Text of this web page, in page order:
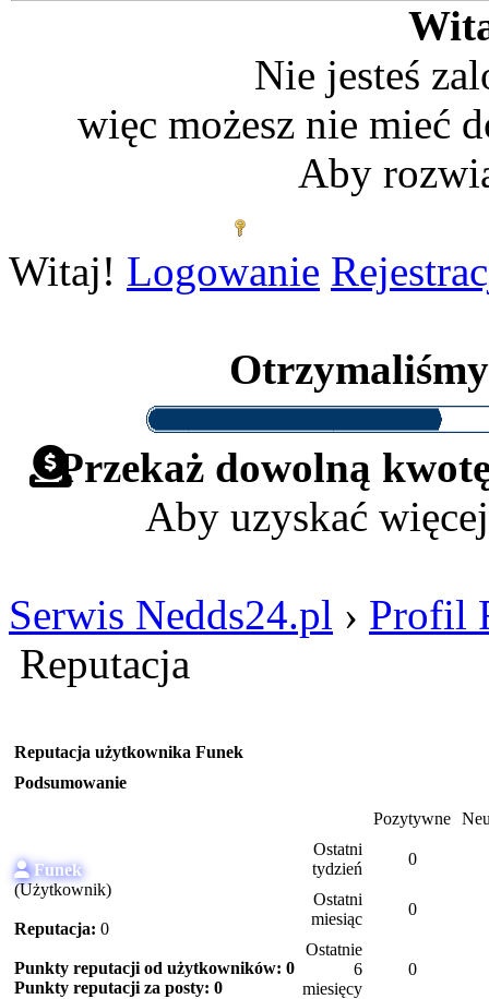
Nie jesteś
więc możesz nie mieć
Aby
Witaj! Logowanie
Przekaż dowolną
Aby uzyskać
Serwis Nedds24.pl › Profil
Reputacja
Reputacja użytkownika Funek
Podsumowanie
Funek
(Użytkownik)
Reputacja: 0
Punkty reputacji od użytkowników: 0
Punkty reputacji za posty: 0
Pozytywne
Ostatni
tydzień
0
Ostatni
miesiąc
0
Ostatnie
6
miesięcy
0